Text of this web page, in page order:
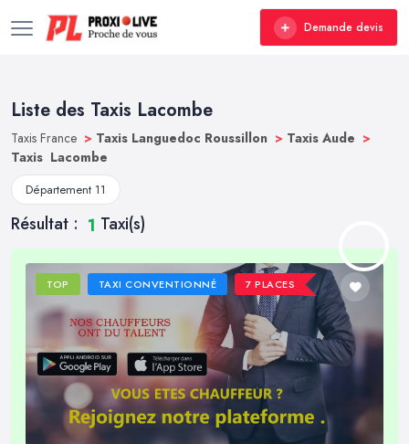
Demande devis
Liste des Taxis Lacombe
Taxis France > Taxis Languedoc Roussillon > Taxis Aude >
Taxis Lacombe
Département 11
Résultat : 1 Taxi(s)
TOP TAXI CONVENTIONNÉ 7 PLACES